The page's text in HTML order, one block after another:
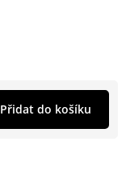
Přidat do košíku